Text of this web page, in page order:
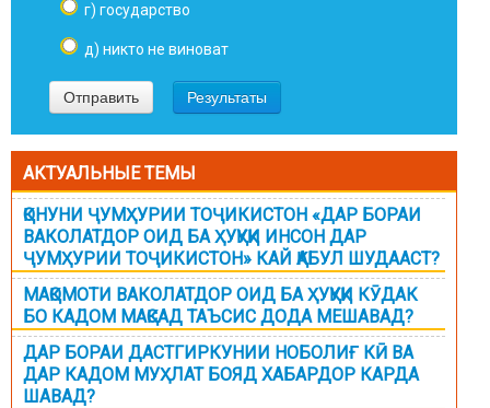
г) государство
д) никто не виноват
АКТУАЛЬНЫЕ ТЕМЫ
ҚОНУНИ ҶУМҲУРИИ ТОҶИКИСТОН «ДАР БОРАИ
ВАКОЛАТДОР ОИД БА ҲУҚУҚИ ИНСОН ДАР
ҶУМҲУРИИ ТОҶИКИСТОН» КАЙ ҚАБУЛ ШУДААСТ?
МАҚОМОТИ ВАКОЛАТДОР ОИД БА ҲУҚУҚИ КӮДАК
БО КАДОМ МАҚСАД ТАЪСИС ДОДА МЕШАВАД?
ДАР БОРАИ ДАСТГИРКУНИИ НОБОЛИҒ КӢ ВА
ДАР КАДОМ МУҲЛАТ БОЯД ХАБАРДОР КАРДА
ШАВАД?